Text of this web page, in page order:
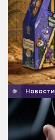
Новости